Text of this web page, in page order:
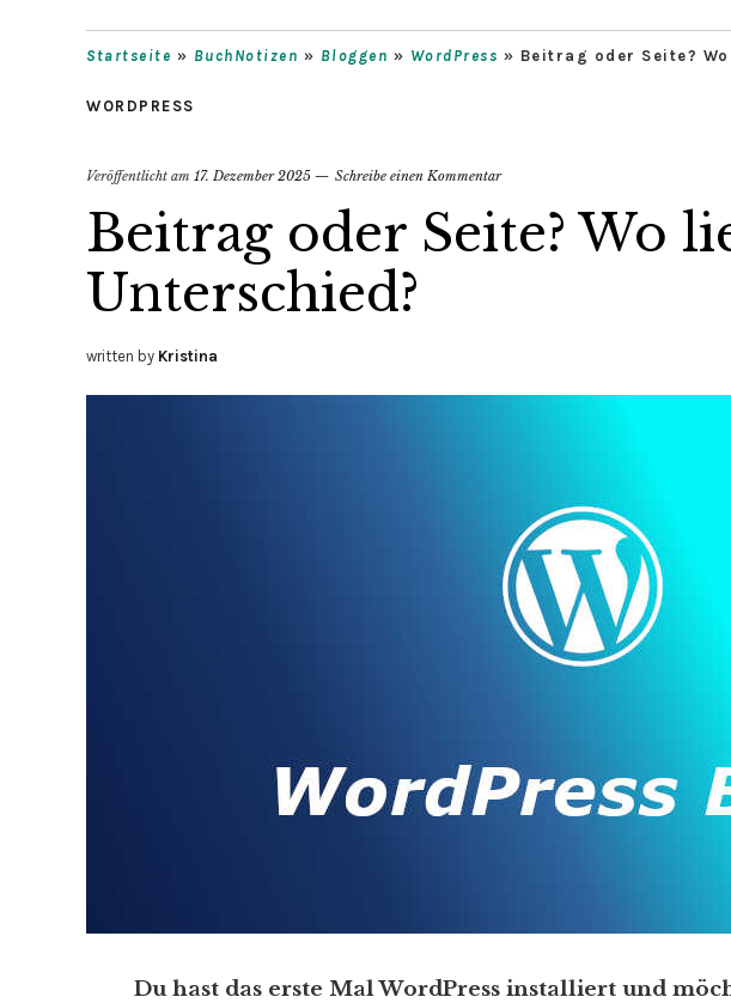
Startseite » BuchNotizen » Bloggen » WordPress » Beitrag oder Seite?
WORDPRESS
Veröffentlicht am 17. Dezember 2025 Schreibe einen Kommentar
Beitrag oder Seite? Wo
Unterschied?
written by Kristina
Du hast das erste Mal WordPress installiert und